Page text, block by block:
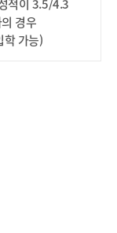
적이 3.5/4.3
경우
학 가능)